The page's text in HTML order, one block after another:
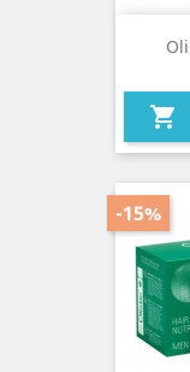

-15%